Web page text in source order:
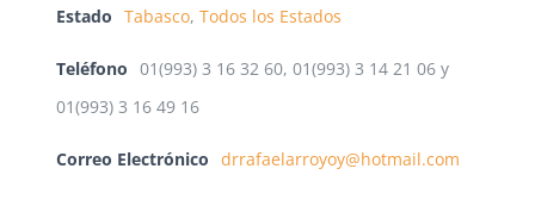
Estado Tabasco, Todos los Estados
Teléfono
01(993) 3 16 32 60, 01(993) 3 14 21 06 y
01(993) 3 16 49 16
Correo Electrónico drrafaelarroyoy@hotmail.com